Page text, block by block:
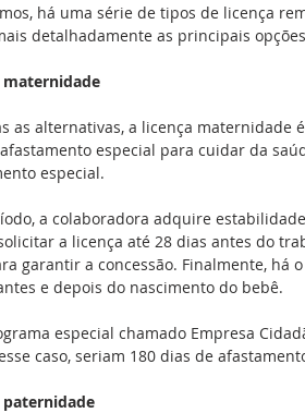
há uma série de tipos de licença
detalhadamente as principais
maternidade
as alternativas, a licença maternidade
especial para cuidar da
especial.
a colaboradora adquire
a licença até 28 dias antes do
garantir a concessão. Finalmente,
e depois do nascimento do bebê.
especial chamado Empresa
caso, seriam 180 dias de
paternidade